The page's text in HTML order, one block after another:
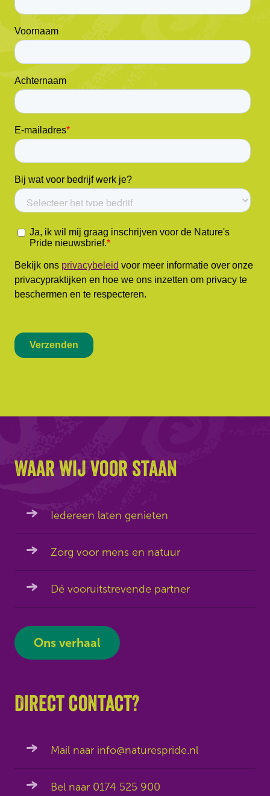
Waar wij voor staan
Iedereen laten genieten
Zorg voor mens en natuur
Dé vooruitstrevende partner
Ons verhaal
Direct contact?
Mail naar info@naturespride.nl
Bel naar 0174 525 900